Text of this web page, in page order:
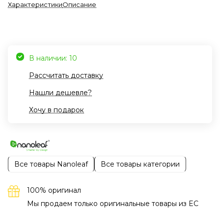
ХарактеристикиОписание
В наличии: 10
Рассчитать доставку
Нашли дешевле?
Хочу в подарок
Все товары Nanoleaf Все товары категории
100% оригинал
Мы продаем только оригинальные товары из EC